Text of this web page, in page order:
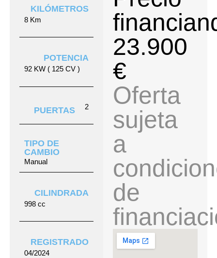
KILÓMETROS
8 Km
POTENCIA
92 KW ( 125 CV )
PUERTAS 2
TIPO DE
CAMBIO
Manual
CILINDRADA
998 cc
REGISTRADO
04/2024
23.900
€
Oferta
sujeta
a
de